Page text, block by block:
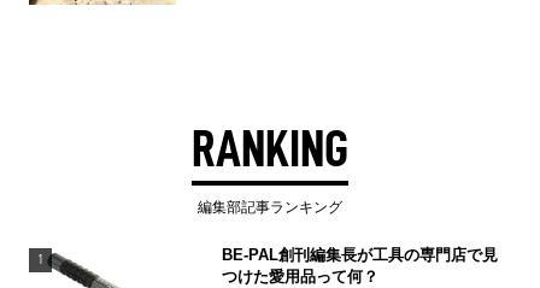
RANKING
編集部記事ランキング
1
BE-PAL創刊編集長が工具の専門店で見
つけた愛用品って何？